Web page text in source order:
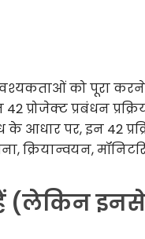
आवश्यकताओं को पूरा
प्रोजेक्ट प्रबंधन
आधार पर, इन 42
क्रियान्वयन,
(लेकिन